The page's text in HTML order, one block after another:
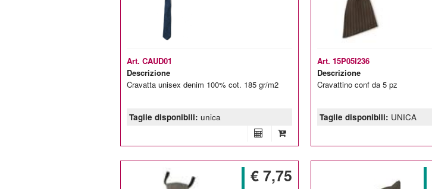
Art. CAUD01
Descrizione
Cravatta unisex denim 100% cot. 185 gr/m2
Taglie disponibili: unica
Art. 15P05I236
Descrizione
Cravattino conf da 5 pz
Taglie disponibili: UNICA
€ 7,75